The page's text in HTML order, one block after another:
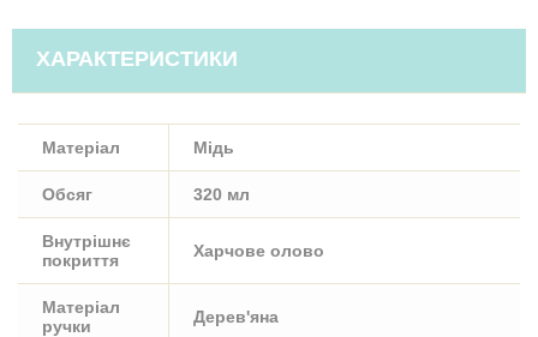
ХАРАКТЕРИСТИКИ
Матеріал Мідь
Обсяг 320 мл
Внутрішнє
покриття
Харчове олово
Матеріал
ручки
Дерев'яна